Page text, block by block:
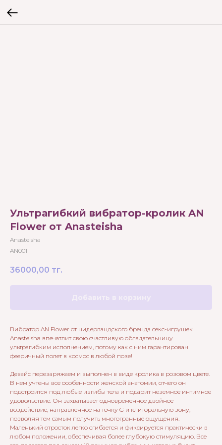
Ультрагибкий вибратор-кролик AN
Flower от Anasteisha
Anasteisha
AN001
36000,00 тг.
Вибратор AN Flower от нидерландского бренда секс-игрушек
Anasteisha впечатлит свою счастливую обладательницу
ультрагибким исполнением, потому как с ним гарантирован
фееричный полет в космос в любой позе!
Девайс перезаряжаем и выполнен в виде кролика в розовом цвете.
В нем учтены все особенности женской анатомии, отчего он
подстроится под любые изгибы тела и подарит неземное интимное
удовольствие. Он захватывает одновременное двойное
воздействие, направленное на точку G и клиторальную зону,
позволяя тем самым получить многогранные ощущения.
Маленький отросток легко сгибается и фиксируется практически в
любом положении, обеспечивая более глубокую стимуляцию. Все